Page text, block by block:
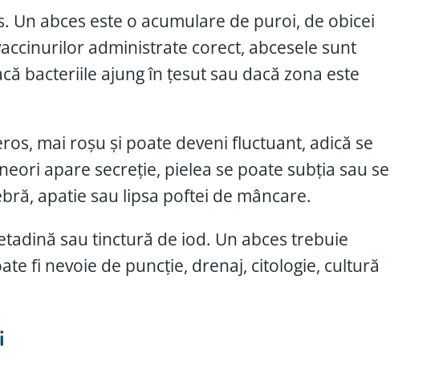
abces este o acumulare de puroi, de obicei
administrate corect, abcesele sunt
bacteriile ajung în țesut sau dacă zona este
mai roșu și poate deveni fluctuant, adică se
apare secreție, pielea se poate subția sau se
apatie sau lipsa poftei de mâncare.
sau tinctură de iod. Un abces trebuie
fi nevoie de puncție, drenaj, citologie, cultură